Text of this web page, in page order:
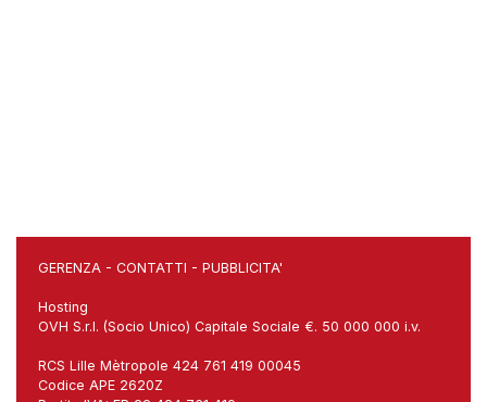
GERENZA - CONTATTI - PUBBLICITA'
Hosting
OVH S.r.l. (Socio Unico) Capitale Sociale €. 50 000 000 i.v.
RCS Lille Mètropole 424 761 419 00045
Codice APE 2620Z